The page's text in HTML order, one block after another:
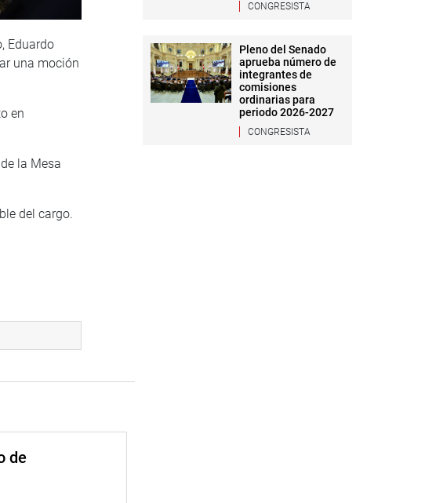
Eduardo
una moción
en
la Mesa
del cargo.
dado
es
la
de
CONGRESISTA
Pleno del Senado
aprueba número de
integrantes de
comisiones
ordinarias para
periodo 2026-2027
CONGRESISTA